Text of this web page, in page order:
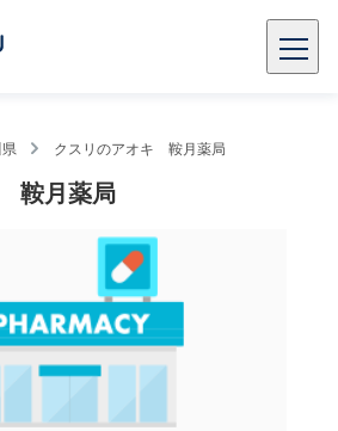
クスリのアオキ 鞍月薬局
鞍月薬局